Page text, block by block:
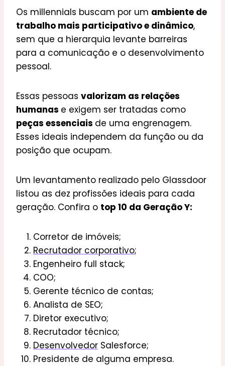
Os millennials buscam por um ambiente de
trabalho mais participativo e dinâmico,
sem que a hierarquia levante barreiras
para a comunicação e o desenvolvimento
pessoal.
Essas pessoas valorizam as relações
humanas e exigem ser tratadas como
peças essenciais de uma engrenagem.
Esses ideais independem da função ou da
posição que ocupam.
Um levantamento realizado pelo Glassdoor
listou as dez profissões ideais para cada
geração. Confira o top 10 da Geração Y:
Corretor de imóveis;
Recrutador corporativo;
Engenheiro full stack;
COO;
Gerente técnico de contas;
Analista de SEO;
Diretor executivo;
Recrutador técnico;
Desenvolvedor Salesforce;
Presidente de alguma empresa.